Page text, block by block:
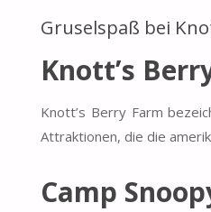
Gruselspaß bei
Knott’s
Knott’s Berry Farm
Attraktionen, die die
Camp